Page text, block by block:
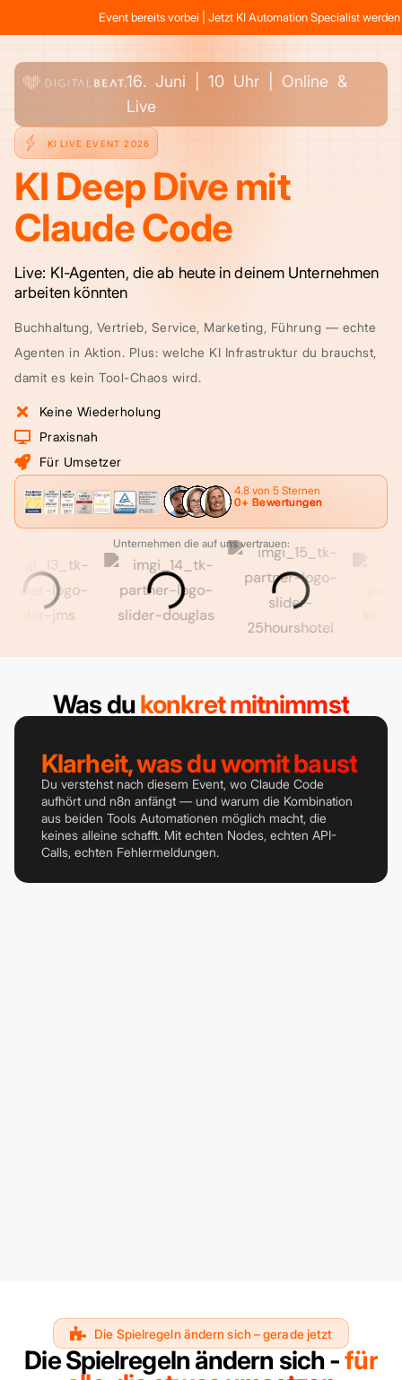
Event bereits vorbei | Jetzt KI Automation Specialist
16. Juni | 10 Uhr | Online &
Live
KI LIVE EVENT 2026
KI Deep Dive mit
Claude Code
Live: KI-Agenten, die ab heute in deinem Unternehmen
arbeiten könnten
Buchhaltung, Vertrieb, Service, Marketing, Führung — echte
Agenten in Aktion. Plus: welche KI Infrastruktur du brauchst,
damit es kein Tool-Chaos wird.
Keine Wiederholung
Praxisnah
Für Umsetzer
4.8 von 5 Sternen
0+ Bewertungen
Unternehmen die auf uns vertrauen:
Was dukonkret mitnimmst
Klarheit, was du womit baust
Du verstehst nach diesem Event, wo Claude Code
aufhört und n8n anfängt — und warum die Kombination
aus beiden Tools Automationen möglich macht, die
keines alleine schafft. Mit echten Nodes, echten API-
Calls, echten Fehlermeldungen.
Die Spielregeln ändern sich – gerade jetzt
Die Spielregeln ändern sich -für